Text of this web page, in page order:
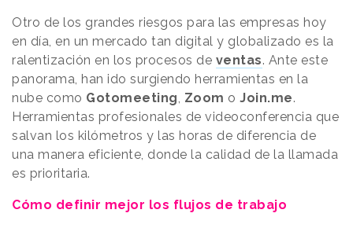
Otro de los grandes riesgos para las empresas hoy
en día, en un mercado tan digital y globalizado es la
ralentización en los procesos de ventas. Ante este
panorama, han ido surgiendo herramientas en la
nube como Gotomeeting, Zoom o Join.me.
Herramientas profesionales de videoconferencia que
salvan los kilómetros y las horas de diferencia de
una manera eficiente, donde la calidad de la llamada
es prioritaria.
Cómo definir mejor los flujos de trabajo